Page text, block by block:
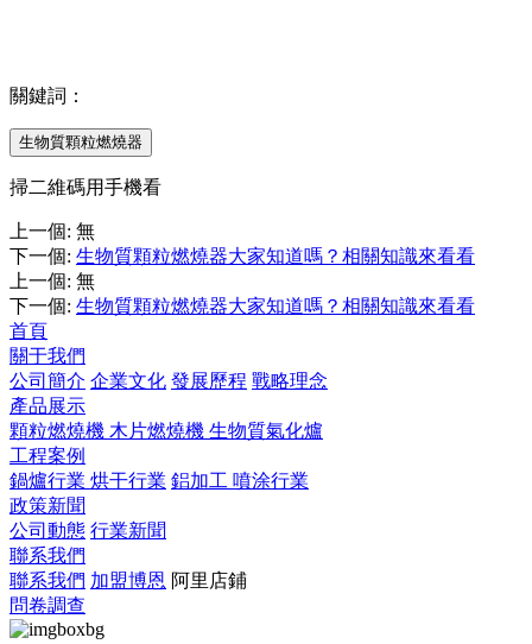
關鍵詞：
生物質顆粒燃燒器
掃二維碼用手機看
上一個: 無
下一個: 生物質顆粒燃燒器大家知道嗎？相關知識來看看
上一個: 無
下一個: 生物質顆粒燃燒器大家知道嗎？相關知識來看看
首頁
關于我們
公司簡介 企業文化 發展歷程 戰略理念
產品展示
顆粒燃燒機 木片燃燒機 生物質氣化爐
工程案例
鍋爐行業 烘干行業 鋁加工 噴涂行業
政策新聞
公司動態 行業新聞
聯系我們
聯系我們 加盟博恩 阿里店鋪
問卷調查